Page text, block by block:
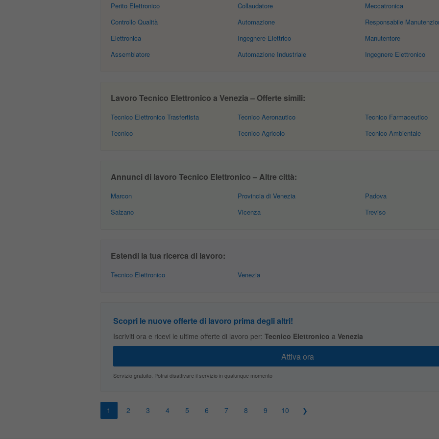
Perito Elettronico
Controllo Qualità
Elettronica
Assemblatore
Collaudatore
Automazione
Ingegnere Elettrico
Automazione Industriale
Meccatronica
Responsabile
Manutentore
Ingegnere Elettronico
Lavoro Tecnico Elettronico a Venezia – Offerte simili:
Tecnico Elettronico Trasfertista
Tecnico
Tecnico Aeronautico
Tecnico Agricolo
Tecnico Farmaceutico
Tecnico Ambientale
Annunci di lavoro Tecnico Elettronico – Altre città:
Marcon
Salzano
Provincia di Venezia
Vicenza
Padova
Treviso
Estendi la tua ricerca di lavoro:
Tecnico Elettronico Venezia
Scopri le nuove offerte di lavoro prima degli altri!
Iscriviti ora e ricevi le ultime offerte di lavoro per: Tecnico Elettronico a Venezia
Servizio gratuito. Potrai disattivare il servizio in qualunque momento
1 2 3 4 5 6 7 8 9 10